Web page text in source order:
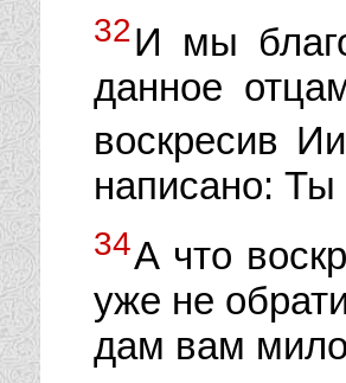
32И мы
данное
воскресив
написано:
34А что
уже не
дам вам